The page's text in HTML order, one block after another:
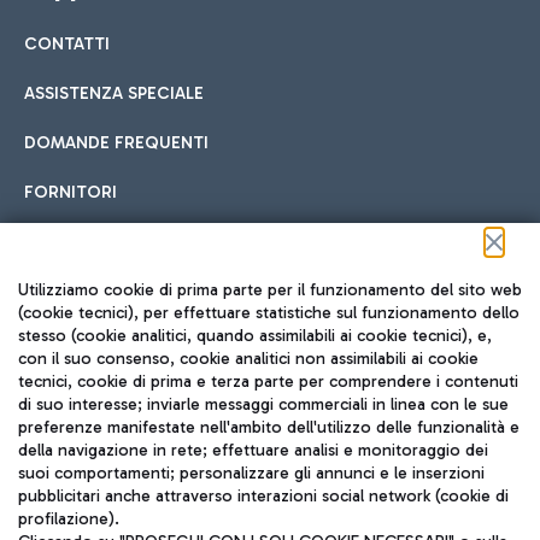
Cucina Internazionale
Fast Food
Hotel in aeroporto
Scegli l'alloggio più adatto e approfitta della vicinanza
all'aeroporto.
Car sharing
Con il Car Sharing è ancora più facile spostarsi
Treno
Raggiungi velocemente l'aeroporto di Fiumicino da Roma
tramite i servizi ferroviari Trenitalia.
CONTATTI
ASSISTENZA SPECIALE
DOMANDE FREQUENTI
FORNITORI
Seguici sui social
TRAVEL JOURNAL
ITA
Utilizziamo cookie di prima parte per il funzionamento del sito web
(cookie tecnici), per effettuare statistiche sul funzionamento dello
stesso (cookie analitici, quando assimilabili ai cookie tecnici), e,
con il suo consenso, cookie analitici non assimilabili ai cookie
tecnici, cookie di prima e terza parte per comprendere i contenuti
di suo interesse; inviarle messaggi commerciali in linea con le sue
preferenze manifestate nell'ambito dell'utilizzo delle funzionalità e
della navigazione in rete; effettuare analisi e monitoraggio dei
suoi comportamenti; personalizzare gli annunci e le inserzioni
pubblicitari anche attraverso interazioni social network (cookie di
profilazione).